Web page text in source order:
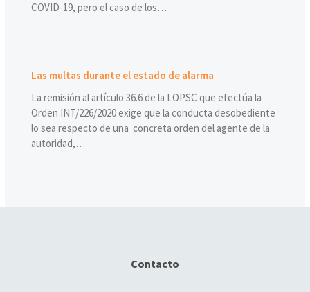
COVID-19, pero el caso de los…
Las multas durante el estado de alarma
La remisión al artículo 36.6 de la LOPSC que efectúa la
Orden INT/226/2020 exige que la conducta desobediente
lo sea respecto de una concreta orden del agente de la
autoridad,…
Contacto